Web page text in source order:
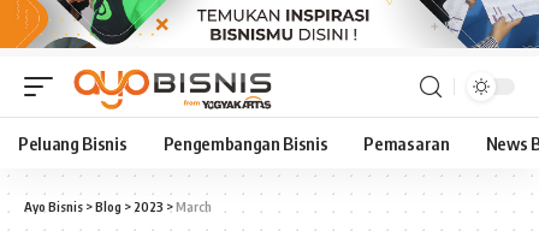
Peluang Bisnis Pengembangan Bisnis Pemasaran News
Ayo Bisnis >Blog > 2023 >March